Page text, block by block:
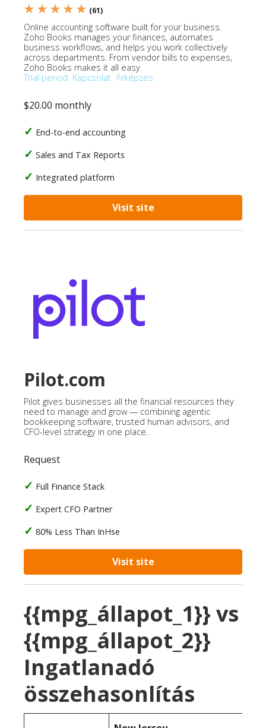
★ ★ ★ ★ ★ (61)
Online accounting software built for your business.
Zoho Books manages your finances, automates
business workflows, and helps you work collectively
across departments. From vendor bills to expenses,
Zoho Books makes it all easy.
Trial period Kapcsolat Árképzés
$20.00 monthly
End-to-end accounting
Sales and Tax Reports
Integrated platform
Visit site
Pilot.com
Pilot gives businesses all the financial resources they
need to manage and grow — combining agentic
bookkeeping software, trusted human advisors, and
CFO-level strategy in one place.
Request
Full Finance Stack
Expert CFO Partner
80% Less Than InHse
Visit site
{{mpg_állapot_1}} vs
{{mpg_állapot_2}}
Ingatlanadó
összehasonlítás